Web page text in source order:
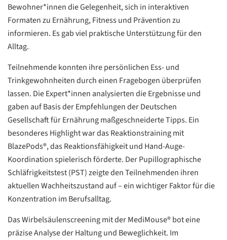
Bewohner*innen die Gelegenheit, sich in interaktiven
Formaten zu Ernährung, Fitness und Prävention zu
informieren. Es gab viel praktische Unterstützung für den
Alltag.
Teilnehmende konnten ihre persönlichen Ess- und
Trinkgewohnheiten durch einen Fragebogen überprüfen
lassen. Die Expert*innen analysierten die Ergebnisse und
gaben auf Basis der Empfehlungen der Deutschen
Gesellschaft für Ernährung maßgeschneiderte Tipps. Ein
besonderes Highlight war das Reaktionstraining mit
BlazePods®, das Reaktionsfähigkeit und Hand-Auge-
Koordination spielerisch förderte. Der Pupillographische
Schläfrigkeitstest (PST) zeigte den Teilnehmenden ihren
aktuellen Wachheitszustand auf – ein wichtiger Faktor für die
Konzentration im Berufsalltag.
Das Wirbelsäulenscreening mit der MediMouse® bot eine
präzise Analyse der Haltung und Beweglichkeit. Im
Datenschutzerklärung
Datenschutzerklärung